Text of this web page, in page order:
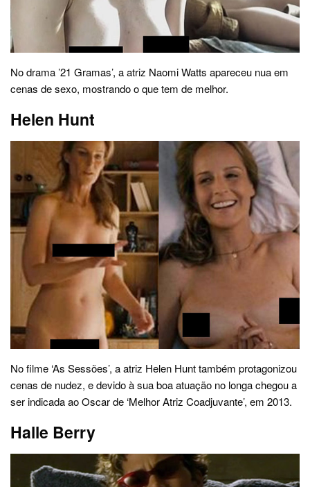
No drama ’21 Gramas’, a atriz Naomi Watts apareceu nua em
cenas de sexo, mostrando o que tem de melhor.
Helen Hunt
No filme ‘As Sessões’, a atriz Helen Hunt também protagonizou
cenas de nudez, e devido à sua boa atuação no longa chegou a
ser indicada ao Oscar de ‘Melhor Atriz Coadjuvante’, em 2013.
Halle Berry